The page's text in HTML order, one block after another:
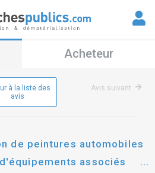
Acheteur
à la liste des
avis
Avis suivant
de peintures automobiles
associés